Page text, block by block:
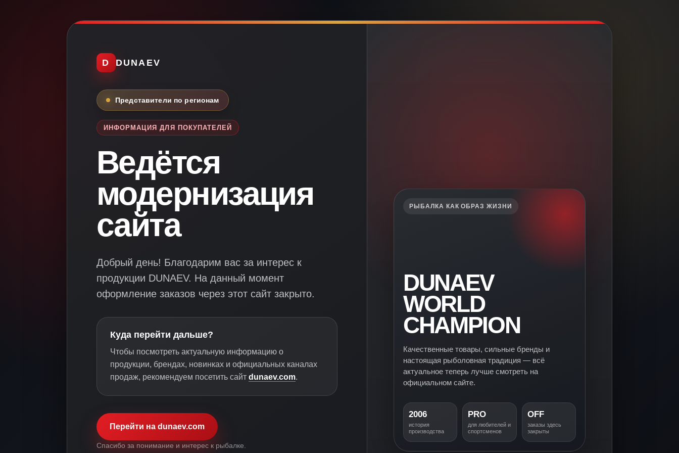
D DUNAEV
Представители по регионам
ИНФОРМАЦИЯ ДЛЯ ПОКУПАТЕЛЕЙ
Ведётся
модернизация
сайта
Добрый день! Благодарим вас за интерес к
продукции DUNAEV. На данный момент
оформление заказов через этот сайт закрыто.
Куда перейти дальше?
Чтобы посмотреть актуальную информацию о
продукции, брендах, новинках и официальных каналах
продаж, рекомендуем посетить сайт dunaev.com.
Перейти на dunaev.com
Спасибо за понимание и интерес к рыбалке.
РЫБАЛКА КАК ОБРАЗ ЖИЗНИ
DUNAEV
WORLD
CHAMPION
Качественные товары, сильные бренды и
настоящая рыболовная традиция — всё
актуальное теперь лучше смотреть на
официальном сайте.
2006
история
производства
PRO
для любителей и
спортсменов
OFF
заказы здесь
закрыты